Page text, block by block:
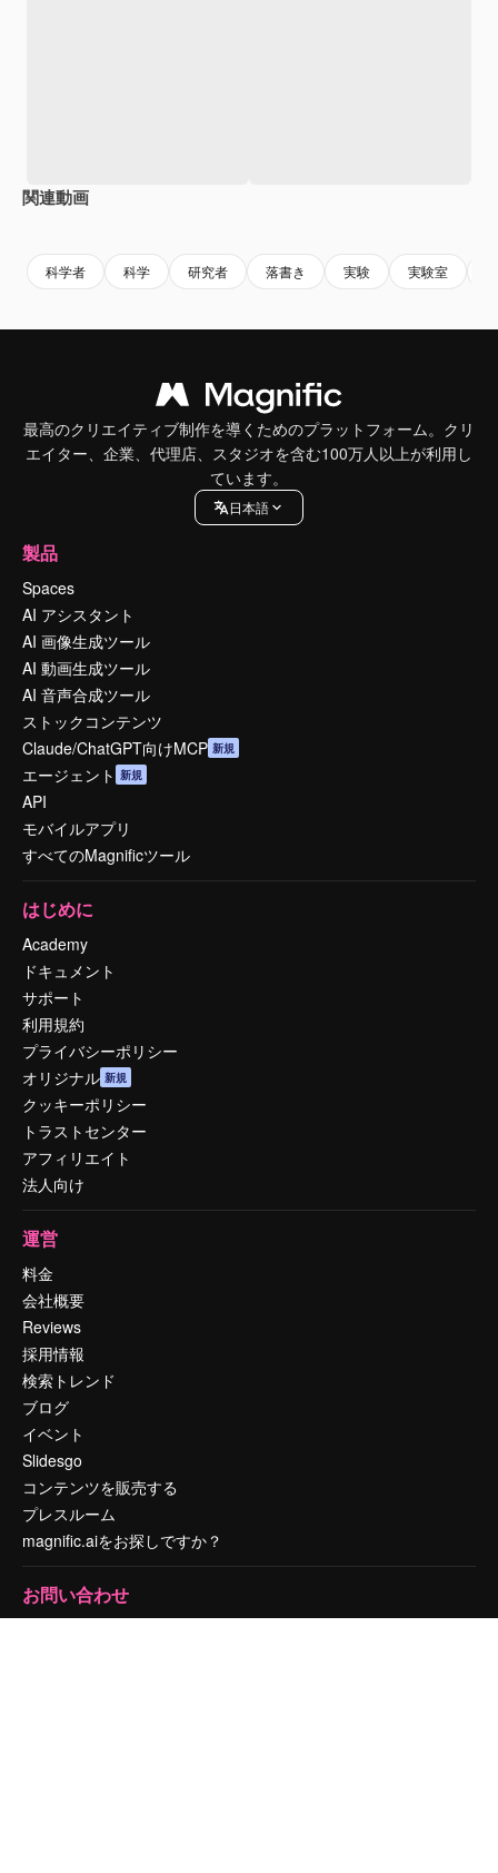
関連動画
科学者 科学 研究者 落書き 実験 実験室
最高のクリエイティブ制作を導くためのプラットフォーム。クリ
エイター、企業、代理店、スタジオを含む100万人以上が利用し
ています。
日本語
製品
Spaces
AI アシスタント
AI 画像生成ツール
AI 動画生成ツール
AI 音声合成ツール
ストックコンテンツ
Claude/ChatGPT向けMCP 新規
エージェント 新規
API
モバイルアプリ
すべてのMagnificツール
はじめに
Academy
ドキュメント
サポート
利用規約
プライバシーポリシー
オリジナル 新規
クッキーポリシー
トラストセンター
アフィリエイト
法人向け
運営
料金
会社概要
Reviews
採用情報
検索トレンド
ブログ
イベント
Slidesgo
コンテンツを販売する
プレスルーム
magnific.aiをお探しですか？
お問い合わせ